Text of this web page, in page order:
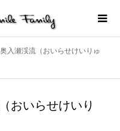
瀬渓流（おいらせけいりゅ
いらせけいり